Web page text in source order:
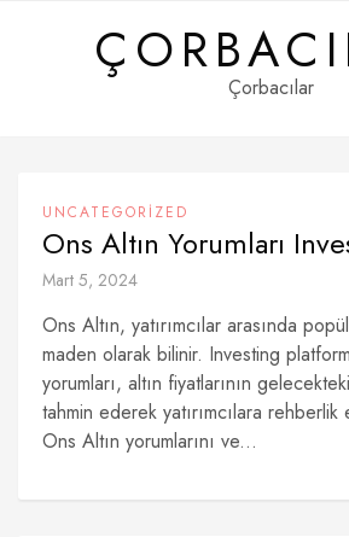
Çorbacılar
UNCATEGORIZED
Ons Altın Yorumları
Mart 5, 2024
Ons Altın, yatırımcılar arasında
maden olarak bilinir. Investing
yorumları, altın fiyatlarının
tahmin ederek yatırımcılara
Ons Altın yorumlarını ve...